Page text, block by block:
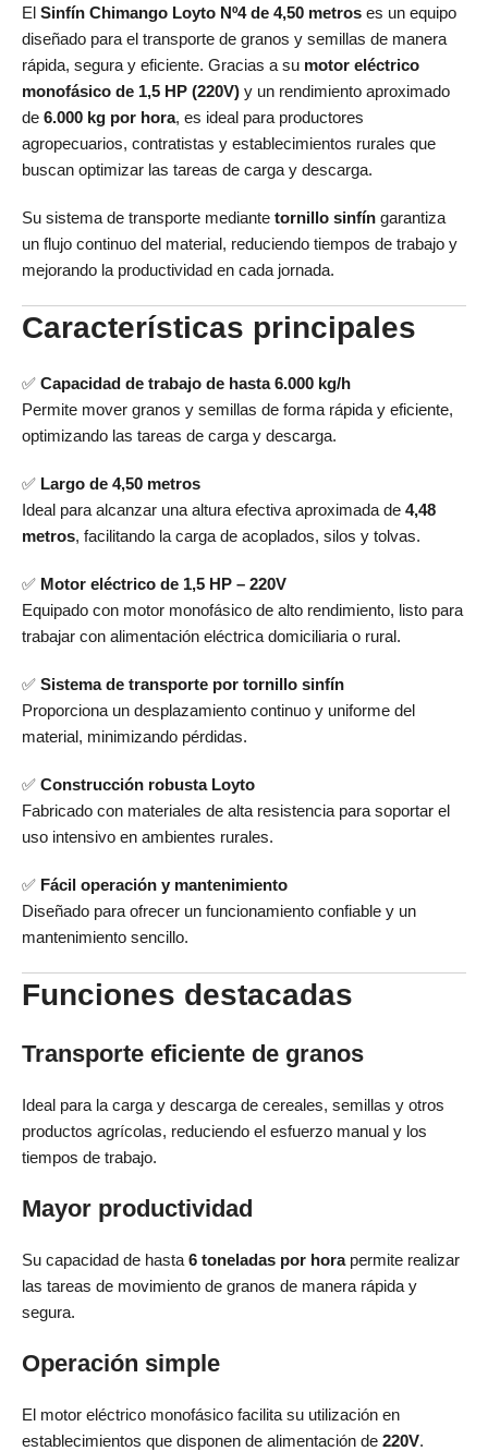
El Sinfín Chimango Loyto Nº4 de 4,50 metros es un equipo
diseñado para el transporte de granos y semillas de manera
rápida, segura y eficiente. Gracias a su motor eléctrico
monofásico de 1,5 HP (220V) y un rendimiento aproximado
de 6.000 kg por hora, es ideal para productores
agropecuarios, contratistas y establecimientos rurales que
buscan optimizar las tareas de carga y descarga.
Su sistema de transporte mediante tornillo sinfín garantiza
un flujo continuo del material, reduciendo tiempos de trabajo y
mejorando la productividad en cada jornada.
Características principales
✅ Capacidad de trabajo de hasta 6.000 kg/h
Permite mover granos y semillas de forma rápida y eficiente,
optimizando las tareas de carga y descarga.
✅ Largo de 4,50 metros
Ideal para alcanzar una altura efectiva aproximada de 4,48
metros, facilitando la carga de acoplados, silos y tolvas.
✅ Motor eléctrico de 1,5 HP – 220V
Equipado con motor monofásico de alto rendimiento, listo para
trabajar con alimentación eléctrica domiciliaria o rural.
✅ Sistema de transporte por tornillo sinfín
Proporciona un desplazamiento continuo y uniforme del
material, minimizando pérdidas.
✅ Construcción robusta Loyto
Fabricado con materiales de alta resistencia para soportar el
uso intensivo en ambientes rurales.
✅ Fácil operación y mantenimiento
Diseñado para ofrecer un funcionamiento confiable y un
mantenimiento sencillo.
Funciones destacadas
Transporte eficiente de granos
Ideal para la carga y descarga de cereales, semillas y otros
productos agrícolas, reduciendo el esfuerzo manual y los
tiempos de trabajo.
Mayor productividad
Su capacidad de hasta 6 toneladas por horapermite realizar
las tareas de movimiento de granos de manera rápida y
segura.
Operación simple
El motor eléctrico monofásico facilita su utilización en
establecimientos que disponen de alimentación de 220V.